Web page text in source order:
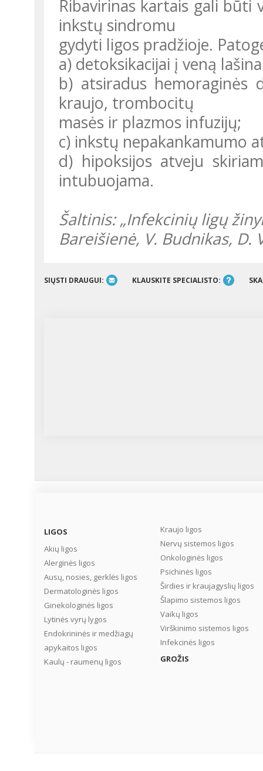
Ribavirinas kartais gali būti
inkstų sindromu
gydyti ligos pradžioje.
a) detoksikacijai į veną
b) atsiradus hemoraginės
kraujo, trombocitų
masės ir plazmos infuzijų;
c) inkstų nepakankamumo
d) hipoksijos atveju
intubuojama.
Šaltinis: „Infekcinių ligų
Bareišienė, V. Budnikas, D.
SIŲSTI DRAUGUI: KLAUSKITE SPECIALISTO:
LIGOS
Akių ligos
Alerginės ligos
Ausų, nosies, gerklės ligos
Dermatologinės ligos
Ginekologinės ligos
Lytinės vyrų lygos
Endokrininės ir medžiagų
apykaitos ligos
Kaulų - raumenų ligos
Kraujo ligos
Nervų sistemos ligos
Onkologinės ligos
Psichinės ligos
Širdies ir kraujagyslių ligos
Šlapimo sistemos ligos
Vaikų ligos
Virškinimo sistemos ligos
Infekcinės ligos
GROŽIS